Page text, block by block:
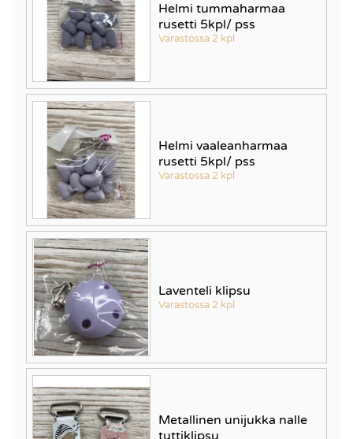
Helmi tummaharmaa
rusetti 5kpl/ pss
Varastossa 2 kpl
Helmi vaaleanharmaa
rusetti 5kpl/ pss
Varastossa 2 kpl
Laventeli klipsu
Varastossa 2 kpl
Metallinen unijukka nalle